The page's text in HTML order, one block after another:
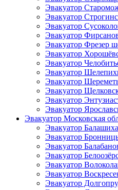
Эвакуатор
Эвакуатор
Эвакуатор
Эвакуатор
Эвакуатор Фрезер
Эвакуатор
Эвакуатор
Эвакуатор
Эвакуатор
Эвакуатор
Эвакуатор
Эвакуатор
Эвакуатор Московская
Эвакуатор Балашиха
Эвакуатор
Эвакуатор
Эвакуатор
Эвакуатор
Эвакуатор
Эвакуатор